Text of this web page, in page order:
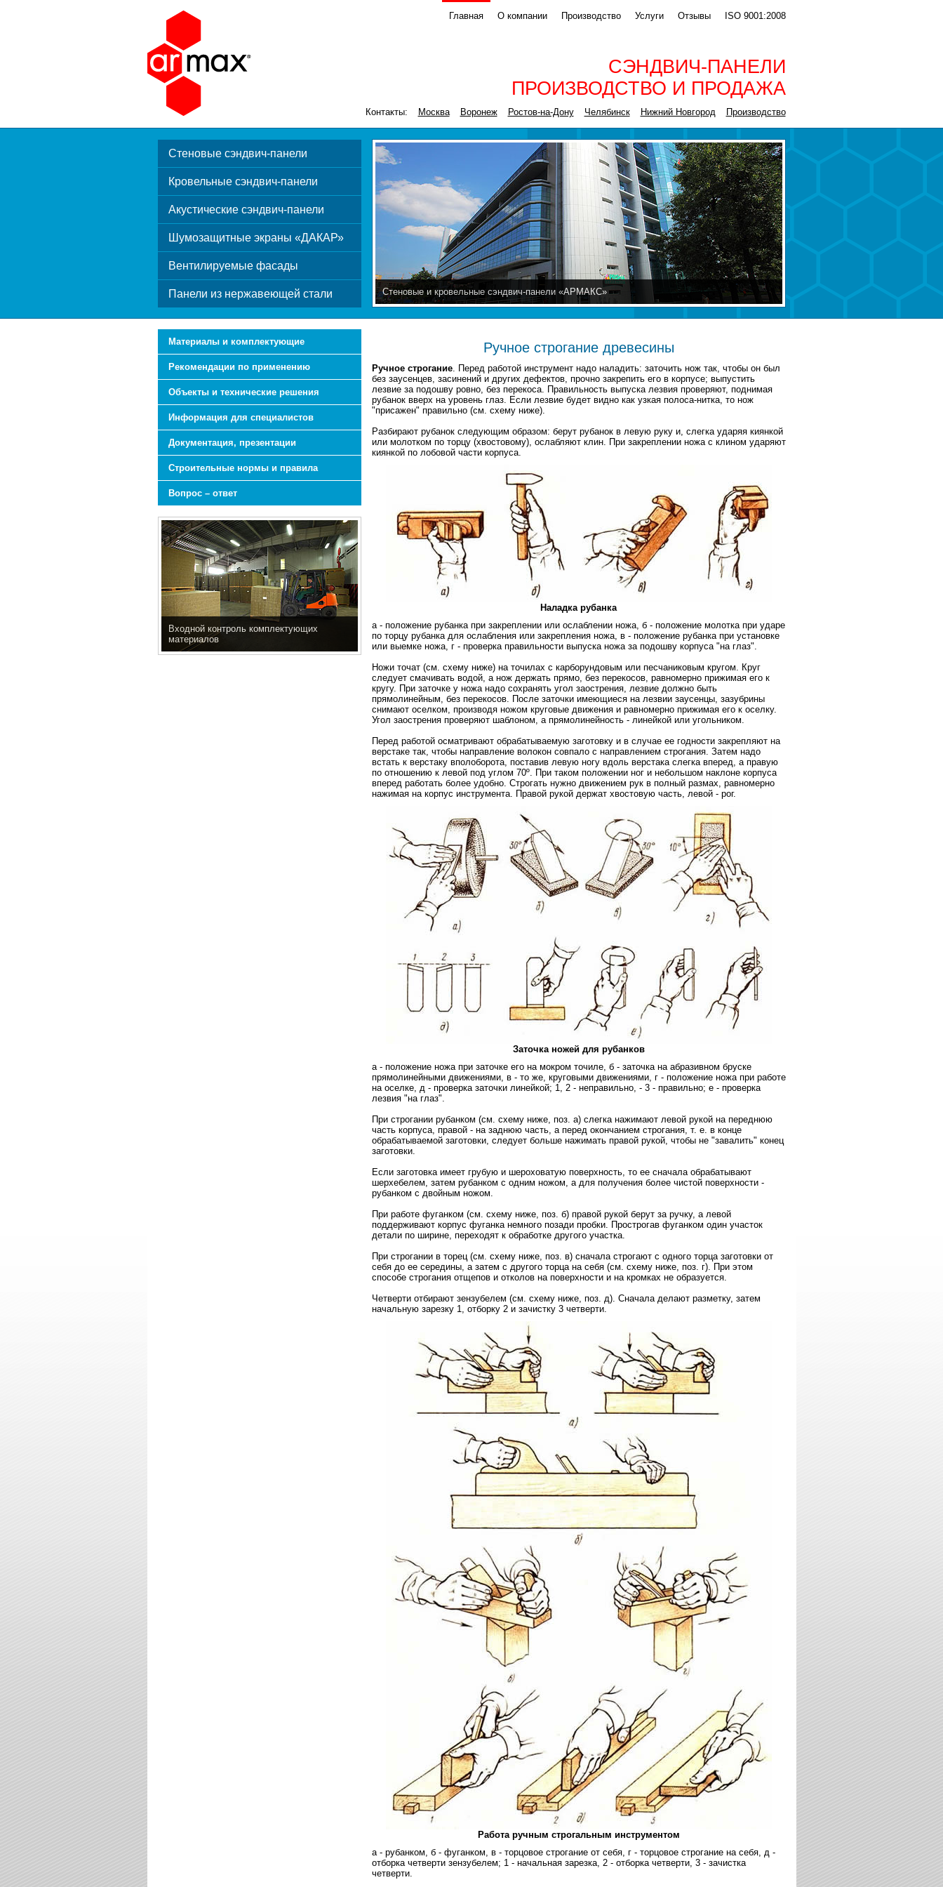
Главная О компании Производство Услуги Отзывы ISO 9001:2008
СЭНДВИЧ-ПАНЕЛИ
ПРОИЗВОДСТВО И ПРОДАЖА
Контакты: Москва Воронеж Ростов-на-Дону Челябинск Нижний Новгород Производство
Стеновые сэндвич-панели
Кровельные сэндвич-панели
Акустические сэндвич-панели
Шумозащитные экраны «ДАКАР»
Вентилируемые фасады
Панели из нержавеющей стали Стеновые и кровельные сэндвич-панели «АРМАКС»
Материалы и комплектующие
Рекомендации по применению
Объекты и технические решения
Информация для специалистов
Документация, презентации
Строительные нормы и правила
Вопрос – ответ
Входной контроль комплектующих
материалов
Ручное строгание древесины
Ручное строгание. Перед работой инструмент надо наладить: заточить нож так, чтобы он был
без заусенцев, засинений и других дефектов, прочно закрепить его в корпусе; выпустить
лезвие за подошву ровно, без перекоса. Правильность выпуска лезвия проверяют, поднимая
рубанок вверх на уровень глаз. Если лезвие будет видно как узкая полоса-нитка, то нож
"присажен" правильно (см. схему ниже).
Разбирают рубанок следующим образом: берут рубанок в левую руку и, слегка ударяя киянкой
или молотком по торцу (хвостовому), ослабляют клин. При закреплении ножа с клином ударяют
киянкой по лобовой части корпуса.
Наладка рубанка
а - положение рубанка при закреплении или ослаблении ножа, б - положение молотка при ударе
по торцу рубанка для ослабления или закрепления ножа, в - положение рубанка при установке
или выемке ножа, г - проверка правильности выпуска ножа за подошву корпуса "на глаз".
Ножи точат (см. схему ниже) на точилах с карборундовым или песчаниковым кругом. Круг
следует смачивать водой, а нож держать прямо, без перекосов, равномерно прижимая его к
кругу. При заточке у ножа надо сохранять угол заострения, лезвие должно быть
прямолинейным, без перекосов. После заточки имеющиеся на лезвии заусенцы, зазубрины
снимают оселком, производя ножом круговые движения и равномерно прижимая его к оселку.
Угол заострения проверяют шаблоном, а прямолинейность - линейкой или угольником.
Перед работой осматривают обрабатываемую заготовку и в случае ее годности закрепляют на
верстаке так, чтобы направление волокон совпало с направлением строгания. Затем надо
встать к верстаку вполоборота, поставив левую ногу вдоль верстака слегка вперед, а правую
по отношению к левой под углом 70º. При таком положении ног и небольшом наклоне корпуса
вперед работать более удобно. Строгать нужно движением рук в полный размах, равномерно
нажимая на корпус инструмента. Правой рукой держат хвостовую часть, левой - рог.
Заточка ножей для рубанков
а - положение ножа при заточке его на мокром точиле, б - заточка на абразивном бруске
прямолинейными движениями, в - то же, круговыми движениями, г - положение ножа при работе
на оселке, д - проверка заточки линейкой; 1, 2 - неправильно, - 3 - правильно; е - проверка
лезвия "на глаз".
При строгании рубанком (см. схему ниже, поз. а) слегка нажимают левой рукой на переднюю
часть корпуса, правой - на заднюю часть, а перед окончанием строгания, т. е. в конце
обрабатываемой заготовки, следует больше нажимать правой рукой, чтобы не "завалить" конец
заготовки.
Если заготовка имеет грубую и шероховатую поверхность, то ее сначала обрабатывают
шерхебелем, затем рубанком с одним ножом, а для получения более чистой поверхности -
рубанком с двойным ножом.
При работе фуганком (см. схему ниже, поз. б) правой рукой берут за ручку, а левой
поддерживают корпус фуганка немного позади пробки. Прострогав фуганком один участок
детали по ширине, переходят к обработке другого участка.
При строгании в торец (см. схему ниже, поз. в) сначала строгают с одного торца заготовки от
себя до ее середины, а затем с другого торца на себя (см. схему ниже, поз. г). При этом
способе строгания отщепов и отколов на поверхности и на кромках не образуется.
Четверти отбирают зензубелем (см. схему ниже, поз. д). Сначала делают разметку, затем
начальную зарезку 1, отборку 2 и зачистку 3 четверти.
Работа ручным строгальным инструментом
а - рубанком, б - фуганком, в - торцовое строгание от себя, г - торцовое строгание на себя, д -
отборка четверти зензубелем; 1 - начальная зарезка, 2 - отборка четверти, 3 - зачистка
четверти.